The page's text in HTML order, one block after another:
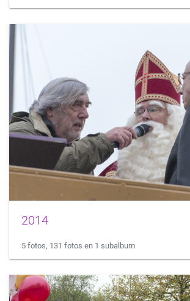
2014
5 fotos, 131 fotos en 1 subalbum